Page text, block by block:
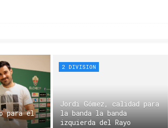
para el
2 DIVISION
Jordi Gómez, calidad para
la banda la banda
izquierda del Rayo